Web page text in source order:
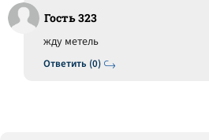
Гость 323
Ответить (0)
жду метель